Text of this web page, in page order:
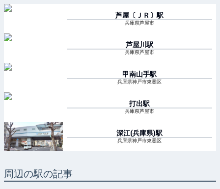
芦屋〔ＪＲ〕 駅
兵庫県芦屋市
芦屋川 駅
兵庫県芦屋市
甲南山手駅
兵庫県神戸市東灘区
打出駅
兵庫県芦屋市
深江(兵庫県)駅
兵庫県神戸市東灘区
周辺の駅の記事